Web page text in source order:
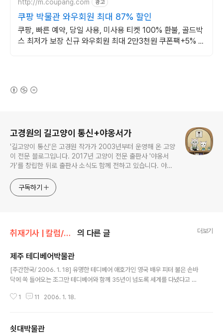
http://m.coupang.com 광고
쿠팡 박물관 와우회원 최대 87% 할인
쿠팡, 빠른 예약, 당일 사용, 미사용 티켓 100% 환불, 골드박
스 최저가 보장 신규 와우회원 최대 2만3천원 쿠폰팩+5% 추
고경원의 길고양이 통신+야옹서가
'길고양이 통신'은 고경원 작가가 2003년부터 운영해 온 고양
이 전문 블로그입니다. 2017년 고양이 전문 출판사 '야옹서
가'를 창립한 뒤로 출판사 소식도 함께 전하고 있습니다. 야옹
면서, 고양이와 반려인의 행복에 도움이 될 책을 만듭니다.
구독하기
취재기사 | 칼럼/박물관 기행 의 다른 글 더보기
제주 테디베어박물관
[주간한국/ 2006. 1. 18] 유명한 테디베어 애호가인 영국 배우 피터 불은 손바
닥에 쏙 들어오는 조그만 테디베어와 함께 35년이 넘도록 세계를 다녔다고 한
전용 의자, 여행 가방을 지닌 씨어도어는 피터 불에게 유일한 외로움을 덜어주
신폭신한 털이 달린 테디베어를 빼놓을 수 없다. 포근한 털을 지닌 곰돌이 인형
1 11 2006. 1. 18.
쇳대박물관